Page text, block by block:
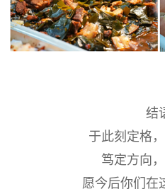
结
于此刻定格
笃定方向
愿今后你们在